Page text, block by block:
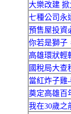
大樂改建
七種公司永
預售屋投資
你若是獅子
高雄環狀輕
國稅局大
當紅炸子雞
奠定高雄百
我在30歲之